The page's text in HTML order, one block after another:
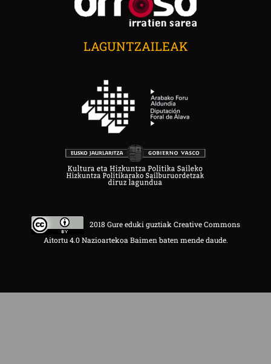
LAGUNTZAILEAK
2018 Gure eduki guztiak Creative Commons
Aitortu 4.0 Nazioartekoa Baimen baten mende daude.